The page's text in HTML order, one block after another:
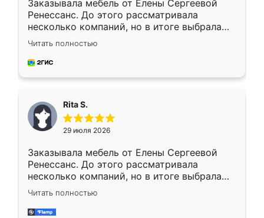
Заказывала мебель от Елены Сергеевой
Ренессанс. До этого рассматривала
несколько компаний, но в итоге выбрала
эту. Сначала обговорили условия, потом
приехал замерщик, всё спокойно объяснил
и снял размеры. Изготовили в срок, с
каких-либо доработок. Качеством осталась
довольна, все выглядит так, как и ожидала.
Читать полностью
Rita S.
29 июля 2026
Заказывала мебель от Елены Сергеевой
Ренессанс. До этого рассматривала
несколько компаний, но в итоге выбрала
эту. Сначала обговорили условия, потом
приехал замерщик, всё спокойно объяснил
и снял размеры. Изготовили в срок, с
Читать полностью